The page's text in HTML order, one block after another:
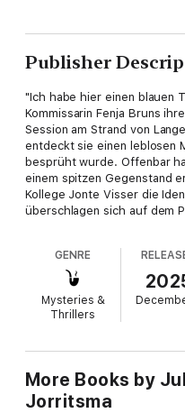
Publisher
"Ich habe hier einen blauen
Kommissarin Fenja Bruns
Session am Strand von
entdeckt sie einen leblosen
besprüht wurde. Offenbar
einem spitzen Gegenstand
Kollege Jonte Visser die
überschlagen sich auf dem
blauer Farbe besprüht zu
habe er noch gelebt. Kurz
mit ihren Freundinnen zum
Insel weilt, als vermisst. Je
graben, desto mehr Rätsel
Weshalb gibt sich die
als einfache
mit pikanten Fotos für eine
GENRE
Mysteries &
Thrillers
More Books by
Jorritsma